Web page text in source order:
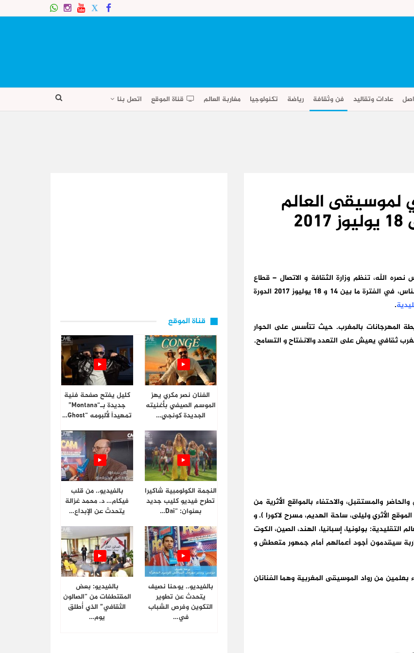
عادات وتقاليد فن وثقافة رياضة تكنولوجيا مغاربة العالم قناة الموقع اتصل بنا
لموسيقى العالم
نصره الله، تنظم وزارة الثقافة و الاتصال – قطاع
في الفترة ما بين14 و 18 يوليوز 2017 الدورة
.
المهرجانات بالمغرب. حيث تتأسس على الحوار
ثقافي يعيش على التعدد والانفتاح و التسامح.
والمستقبل، والاحتفاء بالمواقع الأثرية من
الأثري وليلى، ساحة الهديم، مسرح لاكورا ). و
بولونيا، إسبانيا، الهند، الصين، الكوت
سيقدمون أجود أعمالهم أمام جمهور متعطش و
بعلمين من رواد الموسيقى المغربية وهما الفنانان
قناة الموقع
الفنان نصر مكري يهز
الموسم الصيفي بأغنيته
الجديدة كونجي…
كليل يفتح صفحة فنية
جديدة بـ“Montana”
تمهيداً لألبومه “Ghost…
النجمة الكولومبية شاكيرا
تطرح فيديو كليب جديد
بعنوان: “Dai…
بالفيديو.. من قلب
فيكام… د. محمد غزالة
يتحدث عن الإبداع…
بالفيديو.. يوحنا نصيف
يتحدث عن تطوير
التكوين وفرص الشباب
في…
بالفيديو: بعض
المقتطفات من “الصالون
الثقافي” الذي أُطلق
يوم…